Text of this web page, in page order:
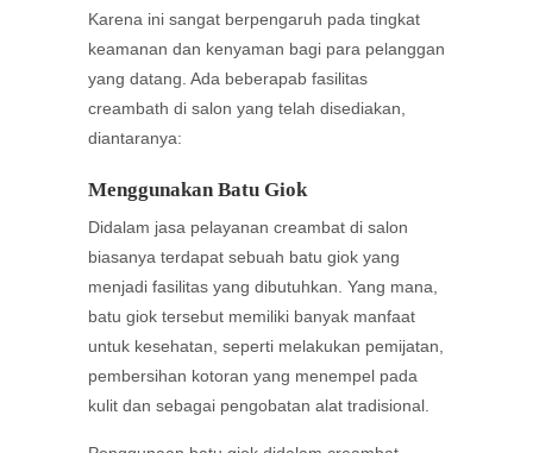
Karena ini sangat berpengaruh pada tingkat
keamanan dan kenyaman bagi para pelanggan
yang datang. Ada beberapab fasilitas
creambath di salon yang telah disediakan,
diantaranya:
Menggunakan Batu Giok
Didalam jasa pelayanan creambat di salon
biasanya terdapat sebuah batu giok yang
menjadi fasilitas yang dibutuhkan. Yang mana,
batu giok tersebut memiliki banyak manfaat
untuk kesehatan, seperti melakukan pemijatan,
pembersihan kotoran yang menempel pada
kulit dan sebagai pengobatan alat tradisional.